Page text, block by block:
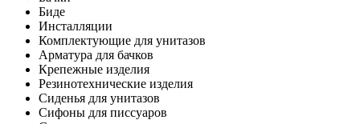
Биде
Инсталляции
Комплектующие для унитазов
Арматура для бачков
Крепежные изделия
Резинотехнические изделия
Сиденья для унитазов
Сифоны для писсуаров